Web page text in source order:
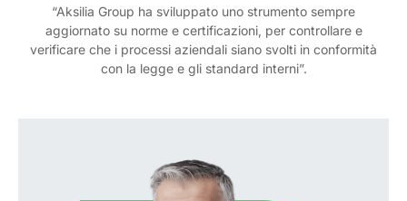
“Aksilia Group ha sviluppato uno strumento sempre
aggiornato su norme e certificazioni, per controllare e
verificare che i processi aziendali siano svolti in conformità
con la legge e gli standard interni”.